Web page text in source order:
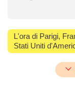
L'ora di Parigi,
Stati Uniti